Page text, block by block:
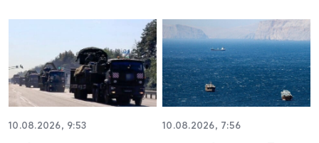
10.08.2026, 9:53 10.08.2026, 7:56